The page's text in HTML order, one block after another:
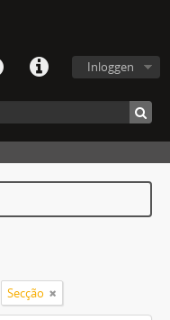
Inloggen
Secção